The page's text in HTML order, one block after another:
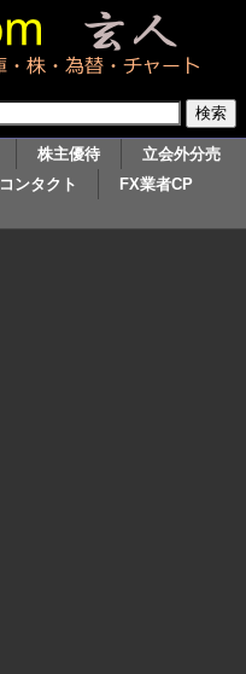
株主優待
立会外分売
コンタクト
FX業者CP